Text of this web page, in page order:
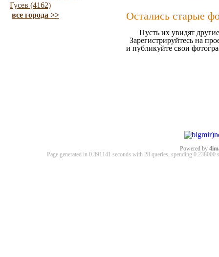
Гусев (4162)
все города >>
Остались старые
Пусть их увидят
Зарегистрируйтесь на
и публикуйте свои
Powered by
Page generated in 0.391141 seconds with 28 queries, spending